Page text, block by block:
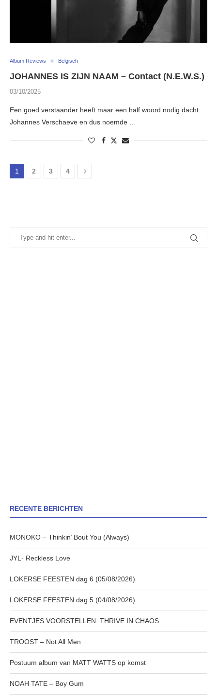
Album Reviews Belgisch
JOHANNES IS ZIJN NAAM – Contact (N.E.W.S.)
03/10/2025
Een goed verstaander heeft maar een half woord nodig dacht
Johannes Verschaeve en dus noemde …
1 2 3 4
RECENTE BERICHTEN
MONOKO – Thinkin’ Bout You (Always)
JYL- Reckless Love
LOKERSE FEESTEN dag 6 (05/08/2026)
LOKERSE FEESTEN dag 5 (04/08/2026)
EVENTJES VOORSTELLEN: THRIVE IN CHAOS
TROOST – Not All Men
Postuum album van MATT WATTS op komst
NOAH TATE – Boy Gum